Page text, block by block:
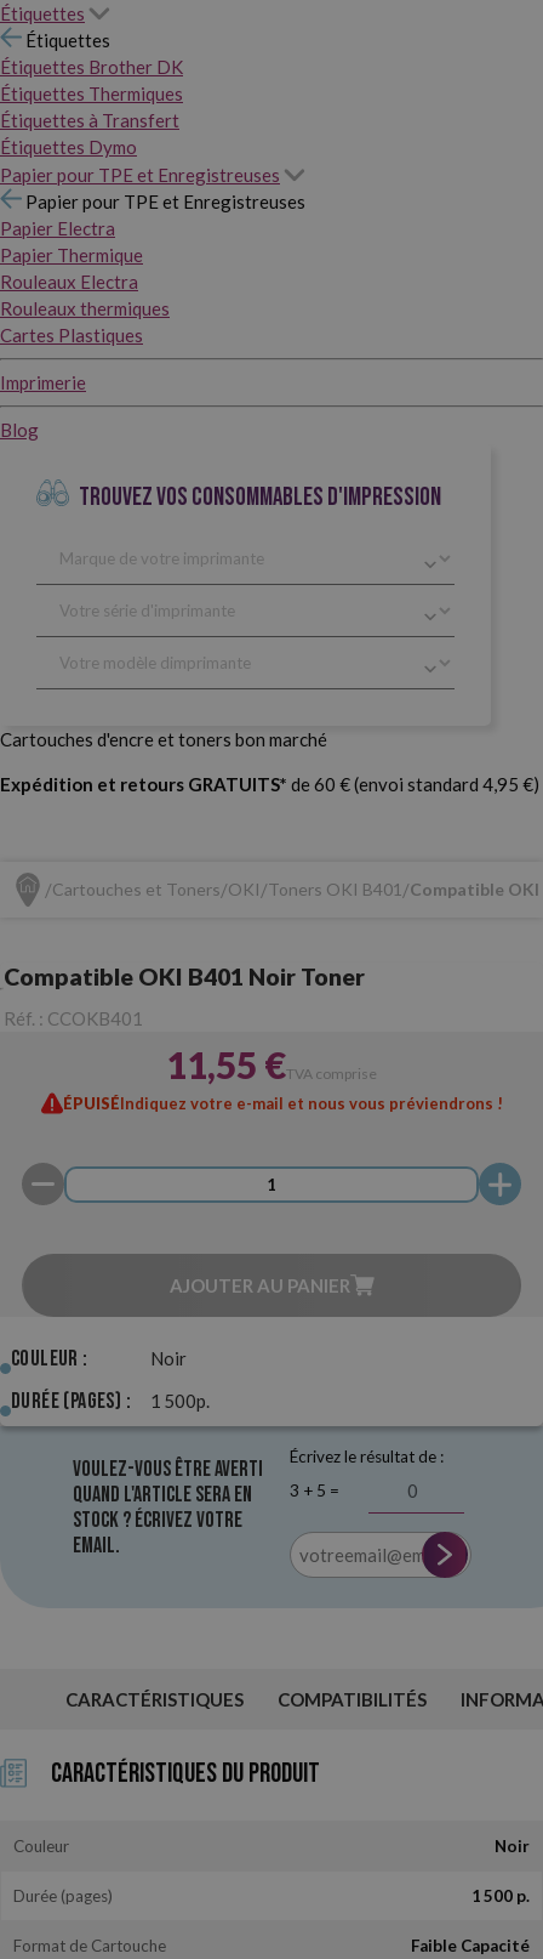
Étiquettes
Étiquettes
Étiquettes Brother DK
Étiquettes Thermiques
Étiquettes à Transfert
Étiquettes Dymo
Papier pour TPE et Enregistreuses
Papier pour TPE et Enregistreuses
Papier Electra
Papier Thermique
Rouleaux Electra
Rouleaux thermiques
Cartes Plastiques
Imprimerie
Blog
TROUVEZ VOS CONSOMMABLES D'IMPRESSION
Cartouches d'encre et toners bon marché
Expédition et retours GRATUITS* de 60 € (envoi standard 4,95 €)
Cartouches et Toners OKI Toners OKI B401 Compatible OKI
Compatible OKI B401 Noir Toner
Réf. : CCOKB401
11,55 €TVA comprise
ÉPUISÉIndiquez votre e-mail et nous vous préviendrons !
AJOUTER AU PANIER
Couleur : Noir
Durée (pages) : 1 500p.
Voulez-vous être averti
quand l'article sera en
stock ? Écrivez votre
email.
Écrivez le résultat de :
3 + 5 =
CARACTÉRISTIQUES COMPATIBILITÉS
Caractéristiques du Produit
Couleur Noir
Durée (pages) 1 500 p.
Format de Cartouche Faible Capacité